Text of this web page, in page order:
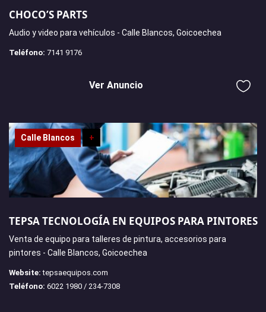
CHOCO’S PARTS
Audio y video para vehículos - Calle Blancos, Goicoechea
Teléfono: 7141 9176
Ver Anuncio
Calle Blancos +
TEPSA TECNOLOGÍA EN EQUIPOS PARA PINTORES
Venta de equipo para talleres de pintura, accesorios para
pintores - Calle Blancos, Goicoechea
Website: tepsaequipos.com
Teléfono: 6022 1980 / 234-7308